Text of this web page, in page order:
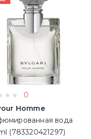
0
Homme
вода
100 ml (783320421297)